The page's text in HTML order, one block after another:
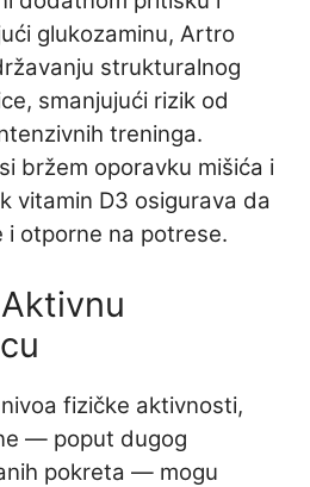
glukozaminu, Artro
strukturalnog
smanjujući rizik od
treninga.
bržem oporavku mišića i
vitamin D3 osigurava da
otporne na potrese.
fizičke aktivnosti,
— poput dugog
pokreta — mogu